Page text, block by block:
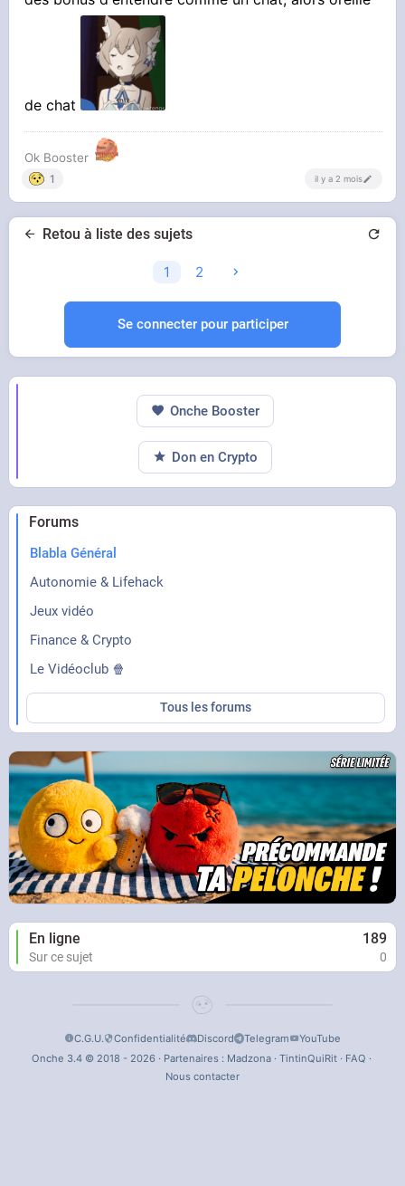
de chat
Ok Booster
1 il y a 2 mois
Retou à liste des sujets
1 2
Se connecter pour participer
Forums
Blabla Général
Autonomie & Lifehack
Jeux vidéo
Finance & Crypto
Le Vidéoclub 🍿
Tous les forums
En ligne 189
Sur ce sujet 0
Onche Booster
Don en Crypto
C.G.U. Confidentialité Discord Telegram
YouTube
Onche 3.4 © 2018 - 2026 · Partenaires : Madzona· TintinQuiRit· FAQ ·
Nous contacter